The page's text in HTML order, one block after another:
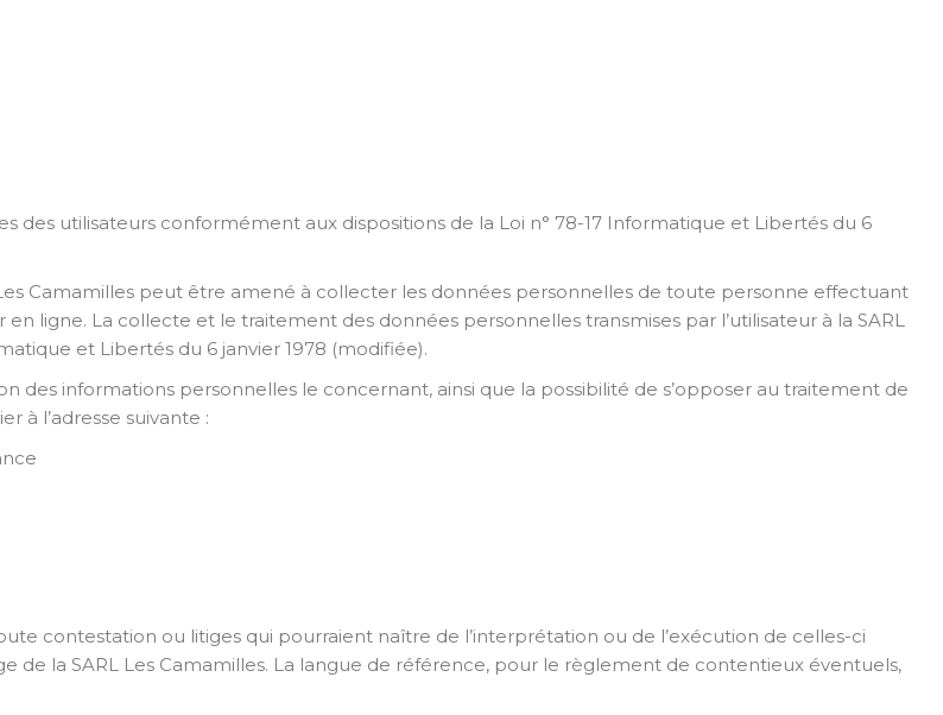
des utilisateurs conformément aux dispositions de la Loi n° 78-17 Informatique et Libertés du 6
Camamilles peut être amené à collecter les données personnelles de toute personne effectuant
ligne. La collecte et le traitement des données personnelles transmises par l’utilisateur à la SARL
et Libertés du 6 janvier 1978 (modifiée).
des informations personnelles le concernant, ainsi que la possibilité de s’opposer au traitement de
à l’adresse suivante :
contestation ou litiges qui pourraient naître de l’interprétation ou de l’exécution de celles-ci
la SARL Les Camamilles. La langue de référence, pour le règlement de contentieux éventuels,